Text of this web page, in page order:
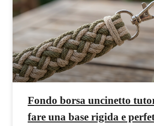
Fondo borsa uncinetto
fare una base rigida e